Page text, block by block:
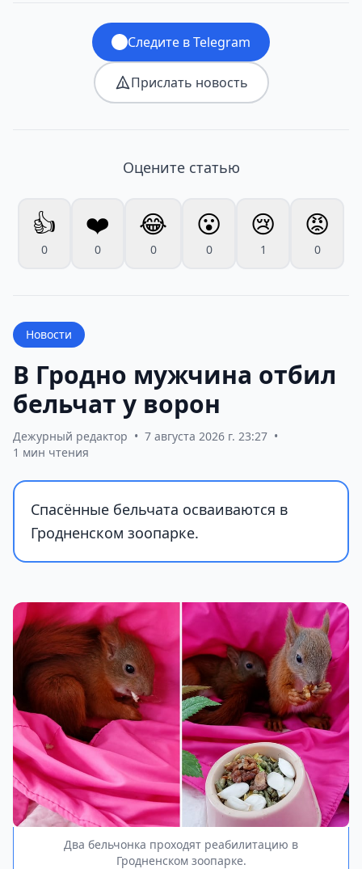
Следите в Telegram
Прислать новость
Оцените статью
👍
0
❤️
0
😂
0
😮
0
😢
1
😡
0
Новости
В Гродно мужчина отбил
бельчат у ворон
Дежурный редактор • 7 августа 2026 г. 23:27 •
1 мин чтения
Спасённые бельчата осваиваются в
Гродненском зоопарке.
Два бельчонка проходят реабилитацию в
Гродненском зоопарке.